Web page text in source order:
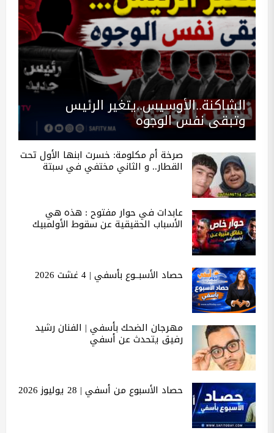
الشاكنة..الأوسيس..يتغير الرئيس
وتبقى نفس الوجوه
صرخة أم مكلومة: خسرت ابنها الأول تحت
القطار.. و الثاني مختفي في سبتة
عابدات في حوار مفتوح : هذه هي
الأسباب الحقيقية عن سقوط الأولمبيك
حصاد الأسبــوع بأسفي | 4 غشت 2026
مهرجان الضحك بأسفي | الفنان رشيد
رفيق يتحدث عن أسفي
حصاد الأسبوع من أسفي | 28 يوليوز 2026